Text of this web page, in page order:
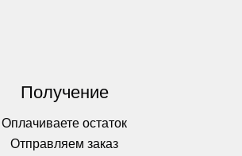
Получение
Оплачиваете остаток
Отправляем заказ